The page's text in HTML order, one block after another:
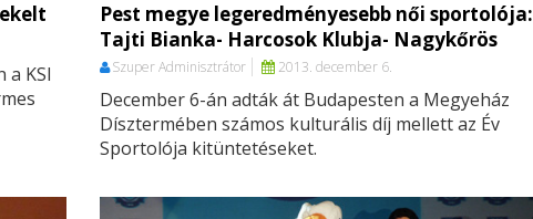
KSI
Pest megye legeredményesebb női sportolója:
Tajti Bianka- Harcosok Klubja- Nagykőrös
Szuper Adminisztrátor 2013. december 6.
December 6-án adták át Budapesten a Megyeház
Dísztermében számos kulturális díj mellett az Év
Sportolója kitüntetéseket.